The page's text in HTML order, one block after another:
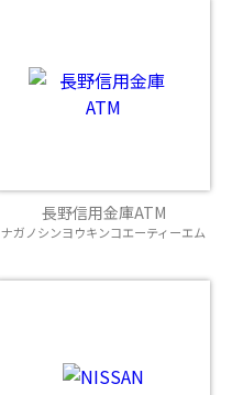
長野信用金庫ATM
ナガノシンヨウキンコエーティーエム